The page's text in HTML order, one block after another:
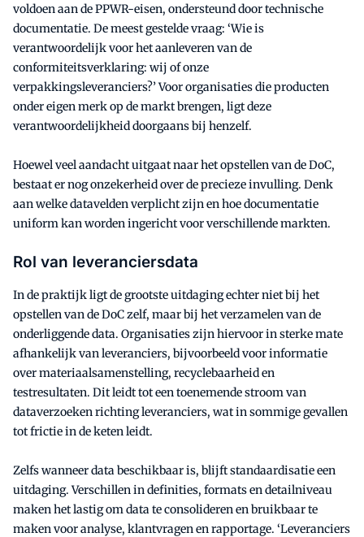
voldoen aan de PPWR-eisen, ondersteund door technische
documentatie. De meest gestelde vraag: ‘Wie is
verantwoordelijk voor het aanleveren van de
conformiteitsverklaring: wij of onze
verpakkingsleveranciers?’ Voor organisaties die producten
onder eigen merk op de markt brengen, ligt deze
verantwoordelijkheid doorgaans bij henzelf.
Hoewel veel aandacht uitgaat naar het opstellen van de DoC,
bestaat er nog onzekerheid over de precieze invulling. Denk
aan welke datavelden verplicht zijn en hoe documentatie
uniform kan worden ingericht voor verschillende markten.
Rol van leveranciersdata
In de praktijk ligt de grootste uitdaging echter niet bij het
opstellen van de DoC zelf, maar bij het verzamelen van de
onderliggende data. Organisaties zijn hiervoor in sterke mate
afhankelijk van leveranciers, bijvoorbeeld voor informatie
over materiaalsamenstelling, recyclebaarheid en
testresultaten. Dit leidt tot een toenemende stroom van
dataverzoeken richting leveranciers, wat in sommige gevallen
tot frictie in de keten leidt.
Zelfs wanneer data beschikbaar is, blijft standaardisatie een
uitdaging. Verschillen in definities, formats en detailniveau
maken het lastig om data te consolideren en bruikbaar te
maken voor analyse, klantvragen en rapportage. ‘Leveranciers